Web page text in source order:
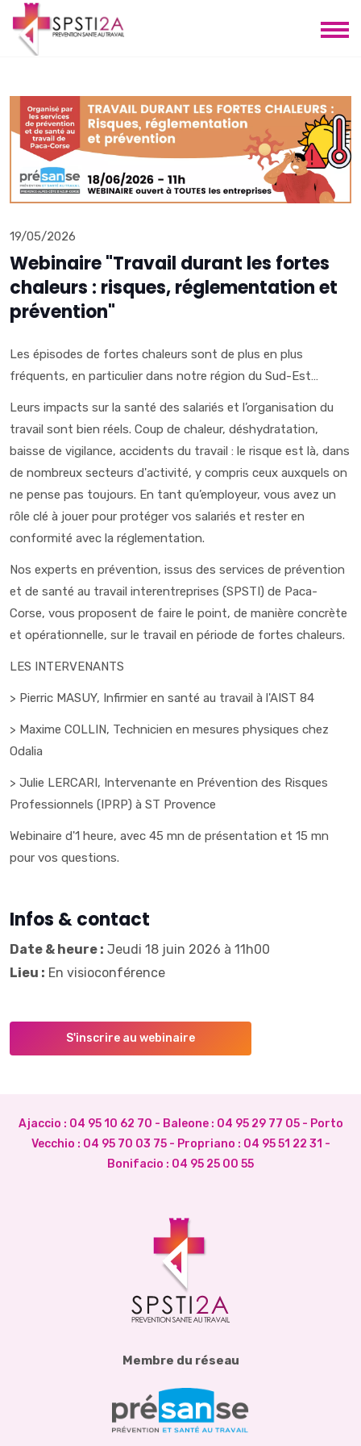
19/05/2026
Webinaire "Travail durant les fortes
chaleurs : risques, réglementation et
prévention"
Les épisodes de fortes chaleurs sont de plus en plus
fréquents, en particulier dans notre région du Sud-Est…
Leurs impacts sur la santé des salariés et l’organisation du
travail sont bien réels. Coup de chaleur, déshydratation,
baisse de vigilance, accidents du travail : le risque est là, dans
de nombreux secteurs d'activité, y compris ceux auxquels on
ne pense pas toujours. En tant qu’employeur, vous avez un
rôle clé à jouer pour protéger vos salariés et rester en
conformité avec la réglementation.
Nos experts en prévention, issus des services de prévention
et de santé au travail interentreprises (SPSTI) de Paca-
Corse, vous proposent de faire le point, de manière concrète
et opérationnelle, sur le travail en période de fortes chaleurs.
LES INTERVENANTS
> Pierric MASUY, Infirmier en santé au travail à l'AIST 84
> Maxime COLLIN, Technicien en mesures physiques chez
Odalia
> Julie LERCARI, Intervenante en Prévention des Risques
Professionnels (IPRP) à ST Provence
Webinaire d'1 heure, avec 45 mn de présentation et 15 mn
pour vos questions.
Infos & contact
Date & heure : Jeudi 18 juin 2026 à 11h00
Lieu : En visioconférence
S'inscrire au webinaire
Ajaccio : 04 95 10 62 70 - Baleone : 04 95 29 77 05- Porto
Vecchio : 04 95 70 03 75- Propriano : 04 95 51 22 31 -
Bonifacio : 04 95 25 00 55
Membre du réseau